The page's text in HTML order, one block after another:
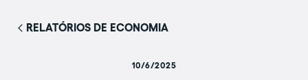
RELATÓRIOS DE ECONOMIA
10/6/2025